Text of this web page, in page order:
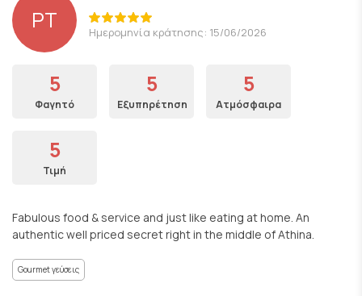
PT Ημερομηνία κράτησης: 15/06/2026
5
Φαγητό
5
Εξυπηρέτηση
5
Ατμόσφαιρα
5
Τιμή
Fabulous food & service and just like eating at home. An
authentic well priced secret right in the middle of Athina.
Gourmet γεύσεις